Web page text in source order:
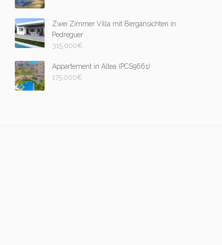
Zwei Zimmer Villa mit Bergansichten in
Pedreguer
315,000€
Appartement in Altea (PCS9661)
175,000€